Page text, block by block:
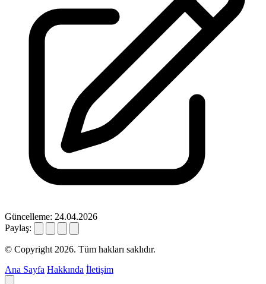
Güncelleme: 24.04.2026
Paylaş:
© Copyright 2026. Tüm hakları saklıdır.
Ana Sayfa Hakkında İletişim